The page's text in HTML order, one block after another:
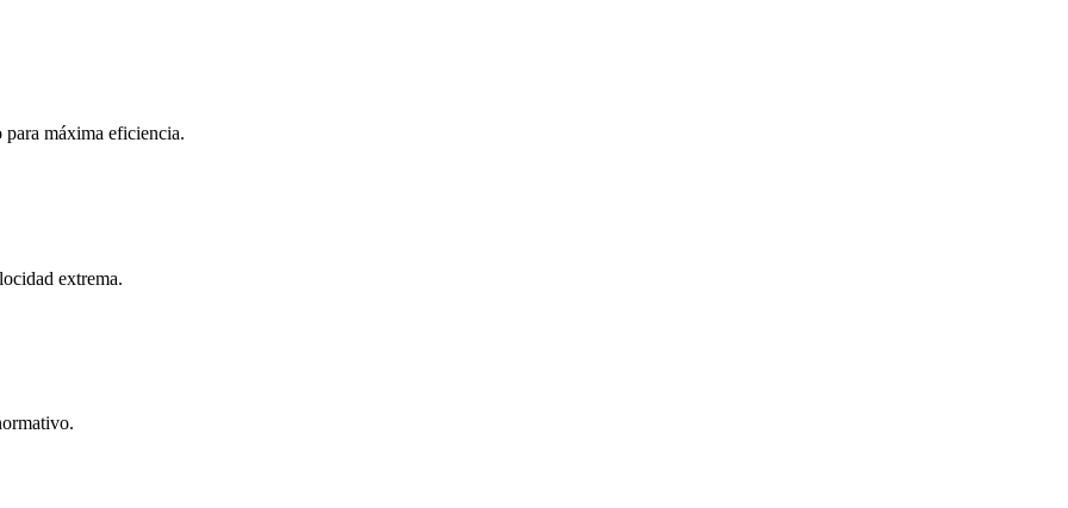
para máxima eficiencia.
extrema.